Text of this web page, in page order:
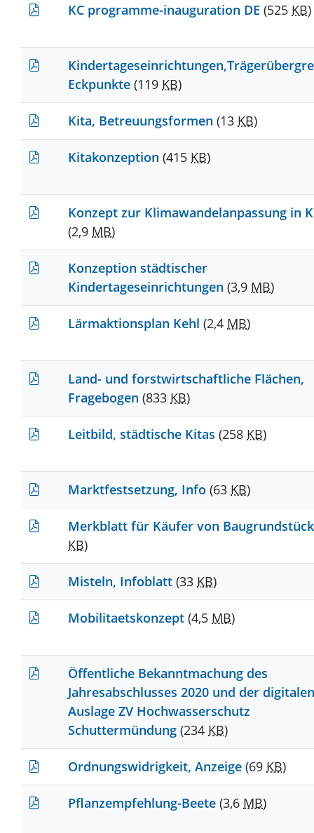
KC programme-inauguration DE (525 KB)
Eckpunkte (119 KB)
Kita, Betreuungsformen (13 KB)
Kitakonzeption (415 KB)
Konzept zur Klimawandelanpassung in
(2,9 MB)
Konzeption städtischer
Kindertageseinrichtungen (3,9 MB)
Lärmaktionsplan Kehl (2,4 MB)
Land- und forstwirtschaftliche Flächen,
Fragebogen (833 KB)
Leitbild, städtische Kitas (258 KB)
Marktfestsetzung, Info (63 KB)
Merkblatt für Käufer von
KB)
Misteln, Infoblatt (33 KB)
Mobilitaetskonzept (4,5 MB)
Öffentliche Bekanntmachung des
Jahresabschlusses 2020 und der digitalen
Auslage ZV Hochwasserschutz
Schuttermündung (234 KB)
Ordnungswidrigkeit, Anzeige (69 KB)
Pflanzempfehlung-Beete (3,6 MB)